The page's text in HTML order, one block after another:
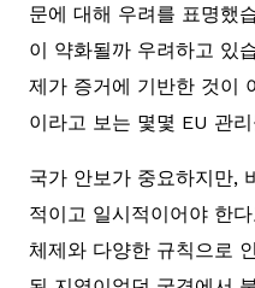
문에 대해 우려를 표명했
이 약화될까 우려하고 있
제가 증거에 기반한 것이
이라고 보는 몇몇 EU 관
국가 안보가 중요하지만,
적이고 일시적이어야 한
체제와 다양한 규칙으로